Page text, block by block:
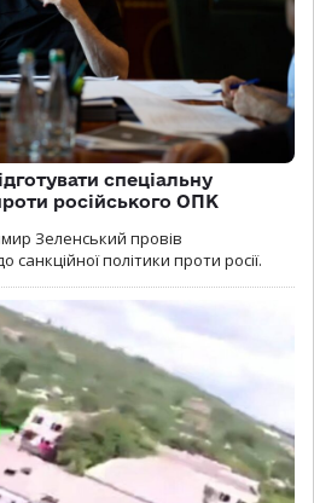
спеціальну
російського ОПК
Зеленський провів
політики проти росії.